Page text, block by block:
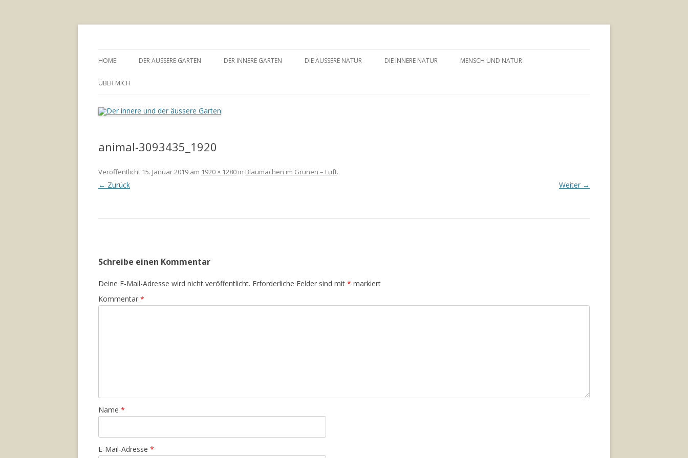
Inhalt
HOME DER ÄUSSERE GARTEN DER INNERE GARTEN DIE ÄUSSERE NATUR DIE INNERE NATUR MENSCH UND NATUR
ÜBER MICH
animal-3093435_1920
Veröffentlicht 15. Januar 2019 am 1920 × 1280 in Blaumachen im Grünen – Luft.
← Zurück Weiter →
Schreibe einen Kommentar
Deine E-Mail-Adresse wird nicht veröffentlicht. Erforderliche Felder sind mit * markiert
Kommentar *
Name *
E-Mail-Adresse *